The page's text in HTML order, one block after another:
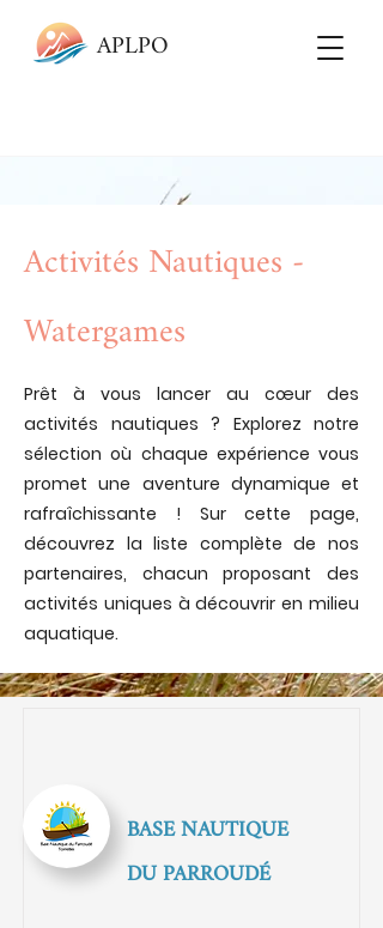
APLPO
Activités Nautiques -
Watergames
Prêt à vous lancer au cœur des
activités nautiques ? Explorez notre
sélection où chaque expérience vous
promet une aventure dynamique et
rafraîchissante ! Sur cette page,
découvrez la liste complète de nos
partenaires, chacun proposant des
activités uniques à découvrir en milieu
aquatique.
BASE NAUTIQUE
DU PARROUDÉ